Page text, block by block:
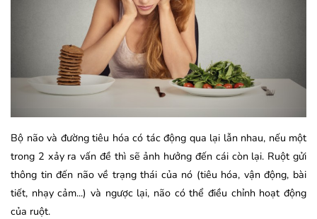
Bộ não và đường tiêu hóa có tác động qua lại lẫn nhau, nếu một
trong 2 xảy ra vấn đề thì sẽ ảnh hưởng đến cái còn lại. Ruột gửi
thông tin đến não về trạng thái của nó (tiêu hóa, vận động, bài
tiết, nhạy cảm...) và ngược lại, não có thể điều chỉnh hoạt động
của ruột.